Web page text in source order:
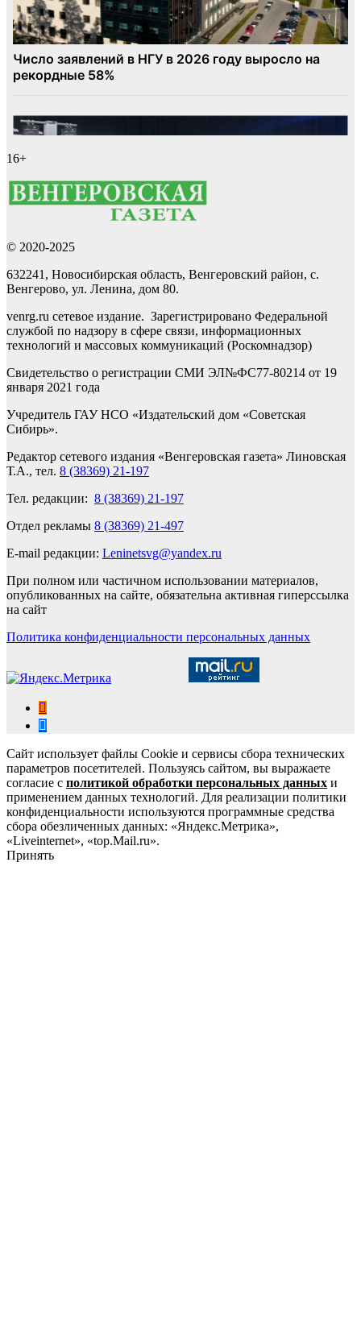
16+
© 2020-2025
632241, Новосибирская область, Венгеровский район, с.
Венгерово, ул. Ленина, дом 80.
venrg.ru сетевое издание. Зарегистрировано Федеральной
службой по надзору в сфере связи, информационных
технологий и массовых коммуникаций (Роскомнадзор)
Свидетельство о регистрации СМИ ЭЛ№ФС77-80214 от 19
января 2021 года
Учредитель ГАУ НСО «Издательский дом «Советская
Сибирь».
Редактор сетевого издания «Венгеровская газета» Линовская
Т.А., тел. 8 (38369) 21-197
Тел. редакции: 8 (38369) 21-197
Отдел рекламы 8 (38369) 21-497
E-mail редакции: Leninetsvg@yandex.ru
При полном или частичном использовании материалов,
опубликованных на сайте, обязательна активная гиперссылка
на сайт
Политика конфиденциальности персональных данных
Сайт использует файлы Cookie и сервисы сбора технических
параметров посетителей. Пользуясь сайтом, вы выражаете
согласие с политикой обработки персональных данных и
применением данных технологий. Для реализации политики
конфиденциальности используются программные средства
сбора обезличенных данных: «Яндекс.Метрика»,
«Liveinternet», «top.Mail.ru».
Принять